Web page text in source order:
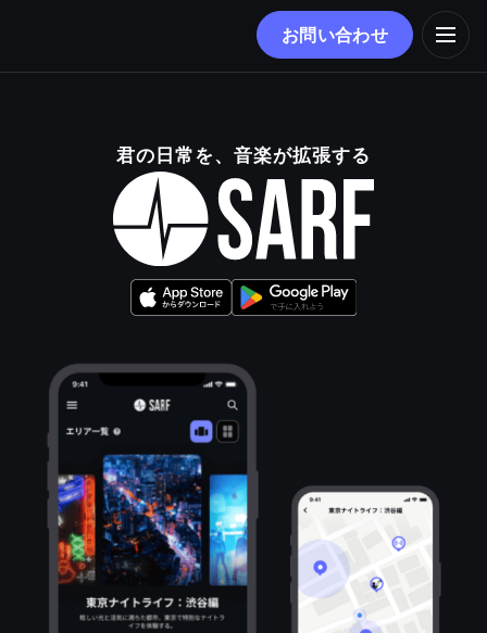
お問い合わせ
君の日常を、音楽が拡張する